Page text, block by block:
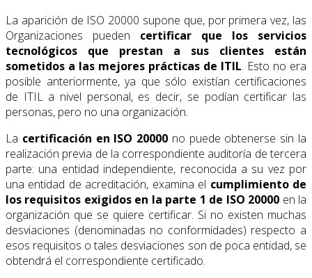
La aparición de ISO 20000 supone que, por primera vez, las
Organizaciones pueden certificar que los servicios
tecnológicos que prestan a sus clientes están
sometidos a las mejores prácticas de ITIL. Esto no era
posible anteriormente, ya que sólo existían certificaciones
de ITIL a nivel personal, es decir, se podían certificar las
personas, pero no una organización.
La certificación en ISO 20000 no puede obtenerse sin la
realización previa de la correspondiente auditoría de tercera
parte: una entidad independiente, reconocida a su vez por
una entidad de acreditación, examina el cumplimiento de
los requisitos exigidos en la parte 1 de ISO 20000 en la
organización que se quiere certificar. Si no existen muchas
desviaciones (denominadas no conformidades) respecto a
esos requisitos o tales desviaciones son de poca entidad, se
obtendrá el correspondiente certificado.